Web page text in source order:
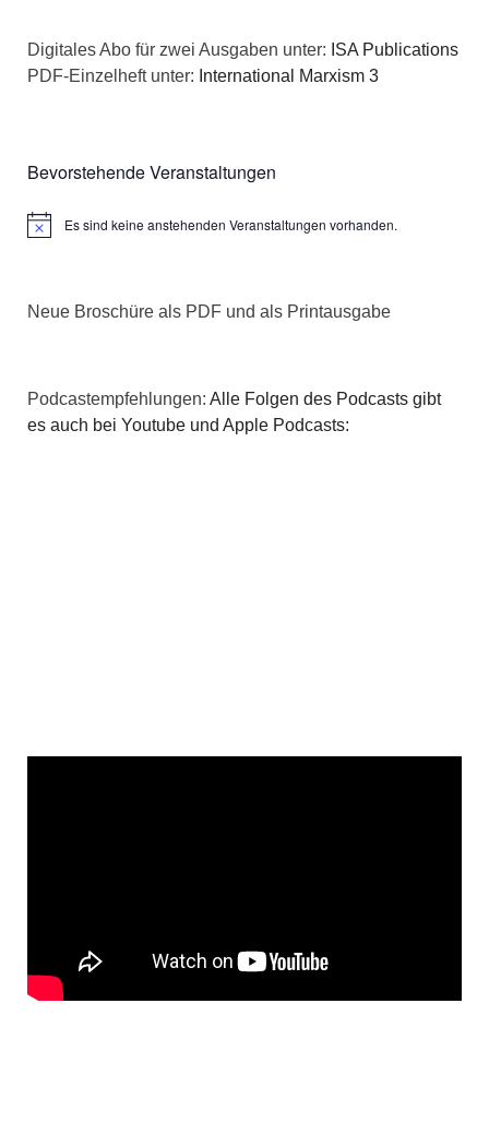
Digitales Abo für zwei Ausgaben unter: ISA Publications
PDF-Einzelheft unter: International Marxism 3
Bevorstehende Veranstaltungen
HinweisEs sind keine anstehenden Veranstaltungen vorhanden.
Neue Broschüre als PDF und als Printausgabe
Podcastempfehlungen: Alle Folgen des Podcasts gibt
es auch bei Youtube und Apple Podcasts: